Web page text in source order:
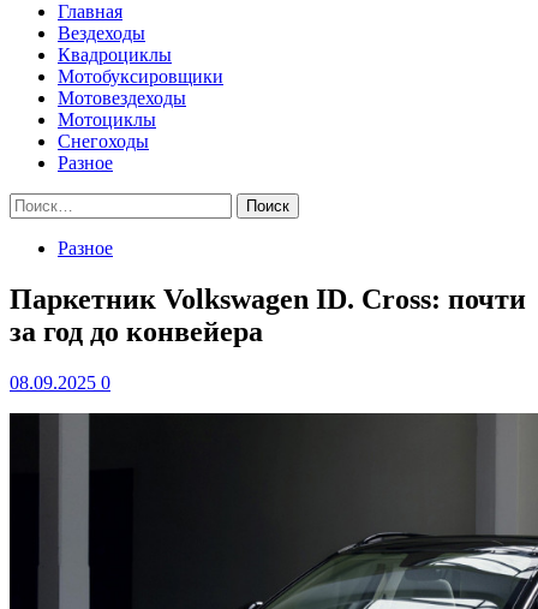
Главная
Вездеходы
Квадроциклы
Мотобуксировщики
Мотовездеходы
Мотоциклы
Снегоходы
Разное
Найти:
Разное
Паркетник Volkswagen ID. Cross: почти
за год до конвейера
08.09.2025 0